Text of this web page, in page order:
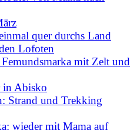
quer durchs Land
Lofoten
mit Zelt und
in Abisko
Strand und Trekking
wieder mit Mama auf